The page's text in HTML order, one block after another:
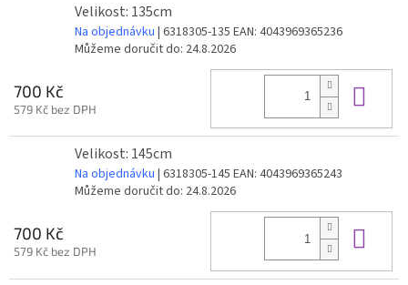
Velikost: 135cm
Na objednávku | 6318305-135 EAN: 4043969365236
Můžeme doručit do: 24.8.2026
700 Kč
579 Kč bez DPH
Velikost: 145cm
Na objednávku | 6318305-145 EAN: 4043969365243
Můžeme doručit do: 24.8.2026
700 Kč
579 Kč bez DPH